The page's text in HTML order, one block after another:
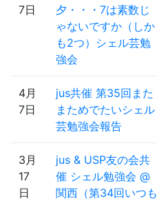
7日
夕・・・7は素数じ
ゃないですか（しか
も2つ）シェル芸勉
強会
4月
7日
jus共催 第35回また
まためでたいシェル
芸勉強会報告
3月
17
日
jus & USP友の会共
催 シェル勉強会 @
関西（第34回いつも